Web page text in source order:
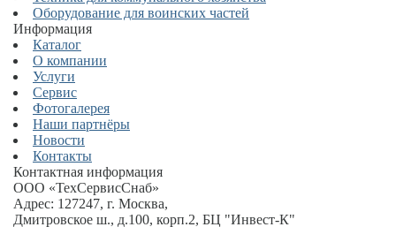
Оборудование для воинских частей
Информация
Каталог
О компании
Услуги
Сервис
Фотогалерея
Наши партнёры
Новости
Контакты
Контактная информация
ООО «ТехСервисСнаб»
Адрес: 127247, г. Москва,
Дмитровское ш., д.100, корп.2, БЦ "Инвест-К"